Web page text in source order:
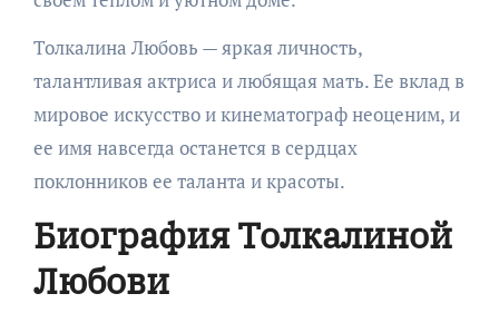
Толкалина Любовь — яркая личность,
талантливая актриса и любящая мать. Ее вклад в
мировое искусство и кинематограф неоценим, и
ее имя навсегда останется в сердцах
поклонников ее таланта и красоты.
Биография Толкалиной
Любови